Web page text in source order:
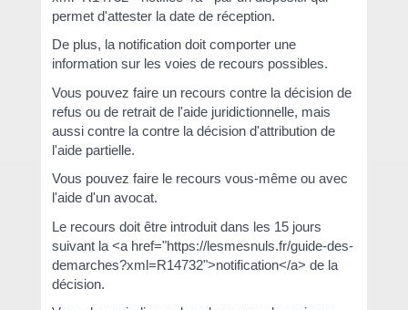
permet d'attester la date de réception.
De plus, la notification doit comporter une
information sur les voies de recours possibles.
Vous pouvez faire un recours contre la décision de
refus ou de retrait de l'aide juridictionnelle, mais
aussi contre la contre la décision d'attribution de
l'aide partielle.
Vous pouvez faire le recours vous-même ou avec
l'aide d'un avocat.
Le recours doit être introduit dans les 15 jours
suivant la <a href="https://lesmesnuls.fr/guide-des-
demarches?xml=R14732">notification</a> de la
décision.